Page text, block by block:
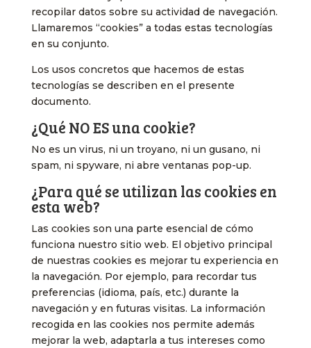
recopilar datos sobre su actividad de navegación.
Llamaremos “cookies” a todas estas tecnologías
en su conjunto.
Los usos concretos que hacemos de estas
tecnologías se describen en el presente
documento.
¿Qué NO ES una cookie?
No es un virus, ni un troyano, ni un gusano, ni
spam, ni spyware, ni abre ventanas pop-up.
¿Para qué se utilizan las cookies en
esta web?
Las cookies son una parte esencial de cómo
funciona nuestro sitio web. El objetivo principal
de nuestras cookies es mejorar tu experiencia en
la navegación. Por ejemplo, para recordar tus
preferencias (idioma, país, etc.) durante la
navegación y en futuras visitas. La información
recogida en las cookies nos permite además
mejorar la web, adaptarla a tus intereses como